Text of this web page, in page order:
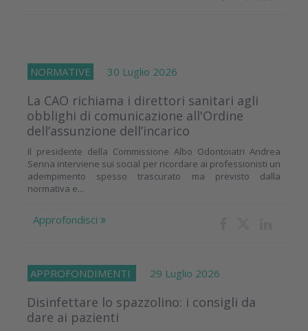
NORMATIVE 30 Luglio 2026
La CAO richiama i direttori sanitari agli
obblighi di comunicazione all'Ordine
dell’assunzione dell’incarico
Il presidente della Commissione Albo Odontoiatri Andrea
Senna interviene sui social per ricordare ai professionisti un
adempimento spesso trascurato ma previsto dalla
normativa e...
Approfondisci
APPROFONDIMENTI 29 Luglio 2026
Disinfettare lo spazzolino: i consigli da
dare ai pazienti